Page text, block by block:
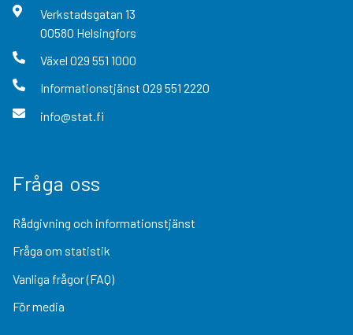
Verkstadsgatan 13
00580 Helsingfors
Växel 029 551 1000
Informationstjänst 029 551 2220
info@stat.fi
Fråga oss
Rådgivning och informationstjänst
Fråga om statistik
Vanliga frågor (FAQ)
För media